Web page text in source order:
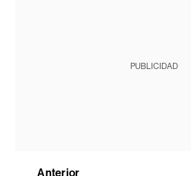
PUBLICIDAD
Anterior